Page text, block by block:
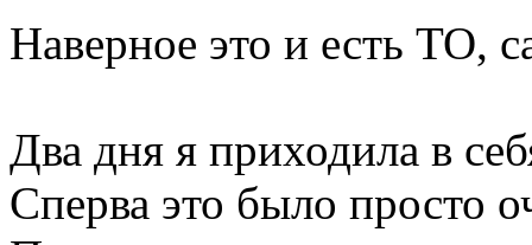
Наверное это и есть ТО,
Два дня я приходила в
Сперва это было просто